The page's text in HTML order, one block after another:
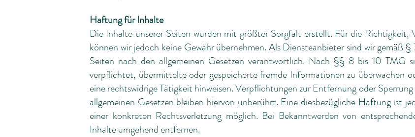
Haftung für Inhalte
Die Inhalte unserer Seiten wurden mit größter Sorgfalt erstellt. Für die
können wir jedoch keine Gewähr übernehmen. Als Diensteanbieter sind wir gemäß
Seiten nach den allgemeinen Gesetzen verantwortlich. Nach §§ 8 bis 10 TMG
verpflichtet, übermittelte oder gespeicherte fremde Informationen zu überwachen
eine rechtswidrige Tätigkeit hinweisen. Verpflichtungen zur Entfernung oder
allgemeinen Gesetzen bleiben hiervon unberührt. Eine diesbezügliche Haftung ist
einer konkreten Rechtsverletzung möglich. Bei Bekanntwerden von
Inhalte umgehend entfernen.